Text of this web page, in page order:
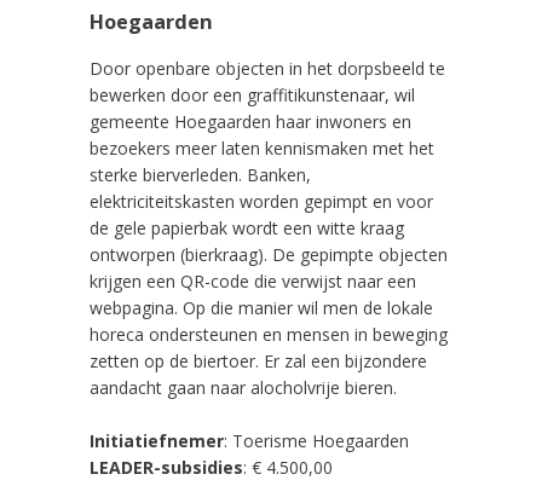
Hoegaarden
Door openbare objecten in het dorpsbeeld te
bewerken door een graffitikunstenaar, wil
gemeente Hoegaarden haar inwoners en
bezoekers meer laten kennismaken met het
sterke bierverleden. Banken,
elektriciteitskasten worden gepimpt en voor
de gele papierbak wordt een witte kraag
ontworpen (bierkraag). De gepimpte objecten
krijgen een QR-code die verwijst naar een
webpagina. Op die manier wil men de lokale
horeca ondersteunen en mensen in beweging
zetten op de biertoer. Er zal een bijzondere
aandacht gaan naar alocholvrije bieren.
Initiatiefnemer: Toerisme Hoegaarden
LEADER-subsidies: € 4.500,00